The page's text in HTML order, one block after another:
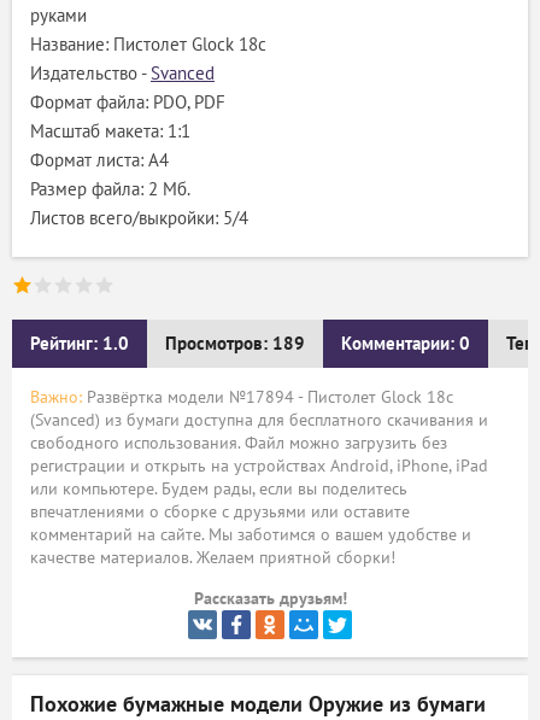
руками
Название: Пистолет Glock 18c
Издательство -Svanced
Формат файла: PDO, PDF
Масштаб макета: 1:1
Формат листа: А4
Размер файла: 2 Мб.
Листов всего/выкройки: 5/4
Рейтинг: 1.0 Просмотров: 189 Комментарии: 0
Важно: Развёртка модели №17894 - Пистолет Glock 18c
(Svanced) из бумаги доступна для бесплатного скачивания и
свободного использования. Файл можно загрузить без
регистрации и открыть на устройствах Android, iPhone, iPad
или компьютере. Будем рады, если вы поделитесь
впечатлениями о сборке с друзьями или оставите
комментарий на сайте. Мы заботимся о вашем удобстве и
качестве материалов. Желаем приятной сборки!
Рассказать друзьям!
Похожие бумажные модели Оружие из бумаги